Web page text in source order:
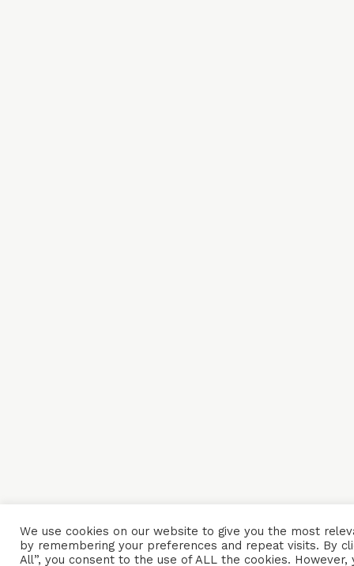
We use cookies on our website to give you the most
by remembering your preferences and repeat visits. By
All”, you consent to the use of ALL the cookies. However,